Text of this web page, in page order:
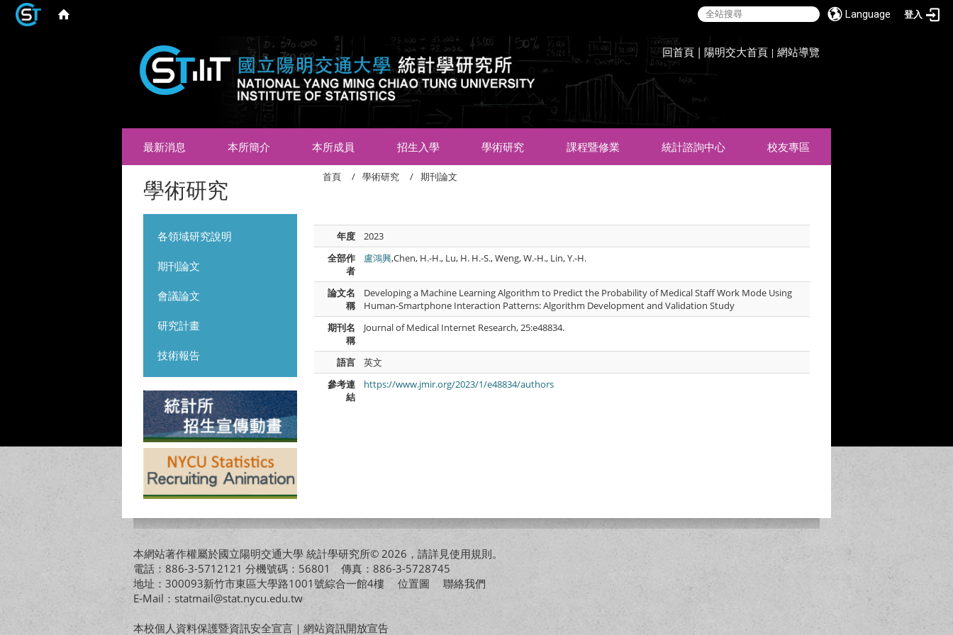
Language 登入
回首頁 | 陽明交大首頁 |網站導覽
最新消息 本所簡介 本所成員 招生入學 學術研究 課程暨修業 統計諮詢中心 校友專區
學術研究
各領域研究說明
期刊論文
會議論文
研究計畫
技術報告
首頁 學術研究 期刊論文
年度
2023
全部作
者
盧鴻興,Chen, H.-H., Lu, H. H.-S., Weng, W.-H., Lin, Y.-H.
論文名
稱
Developing a Machine Learning Algorithm to Predict the Probability of Medical Staff Work Mode Using
Human-Smartphone Interaction Patterns: Algorithm Development and Validation Study
期刊名
稱
Journal of Medical Internet Research, 25:e48834.
語言
英文
參考連
結
https://www.jmir.org/2023/1/e48834/authors
本網站著作權屬於國立陽明交通大學 統計學研究所© 2026，請詳見使用規則。
電話：886-3-5712121 分機號碼：56801 傳真：886-3-5728745
地址：300093新竹市東區大學路1001號綜合一館4樓 位置圖
聯絡我們
E-Mail：statmail@stat.nycu.edu.tw
本校個人資料保護暨資訊安全宣言 ｜ 網站資訊開放宣告